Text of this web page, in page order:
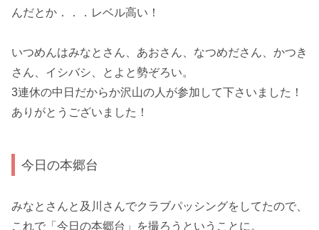
んだとか．．．レベル高い！
いつめんはみなとさん、あおさん、なつめださん、かつき
さん、イシバシ、とよと勢ぞろい。
3連休の中日だからか沢山の人が参加して下さいました！
ありがとうございました！
今日の本郷台
みなとさんと及川さんでクラブパッシングをしてたので、
これで「今日の本郷台」を撮ろうということに。